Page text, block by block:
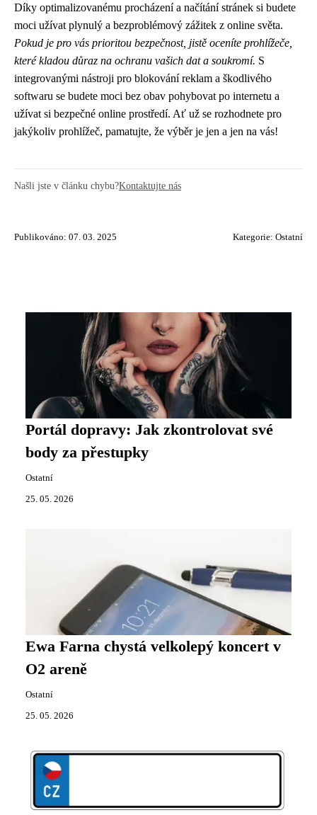
Díky optimalizovanému procházení a načítání stránek si budete
moci užívat plynulý a bezproblémový zážitek z online světa.
Pokud je pro vás prioritou bezpečnost, jistě oceníte prohlížeče,
které kladou důraz na ochranu vašich dat a soukromí. S
integrovanými nástroji pro blokování reklam a škodlivého
softwaru se budete moci bez obav pohybovat po internetu a
užívat si bezpečné online prostředí. Ať už se rozhodnete pro
jakýkoliv prohlížeč, pamatujte, že výběr je jen a jen na vás!
Našli jste v článku chybu?Kontaktujte nás
Publikováno: 07. 03. 2025 Kategorie: Ostatní
Portál dopravy: Jak zkontrolovat své
body za přestupky
Ostatní
25. 05. 2026
Ewa Farna chystá velkolepý koncert v
O2 areně
Ostatní
25. 05. 2026